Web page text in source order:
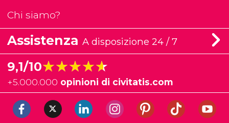
Chi siamo?
Assistenza A disposizione 24 / 7
9,1/10★★★★★
★★★★★
+5.000.000 opinioni di civitatis.com